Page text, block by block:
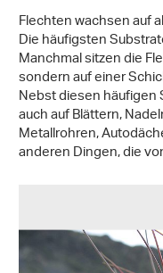
Flechten wachsen auf
Die häufigsten
Manchmal sitzen die
sondern auf einer
Nebst diesen
auch auf Blättern,
Metallrohren,
anderen Dingen, die